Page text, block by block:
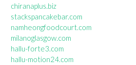
chiranaplus.biz
stackspancakebar.com
namheongfoodcourt.com
milanoglasgow.com
hallu-forte3.com
hallu-motion24.com